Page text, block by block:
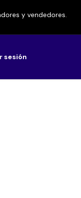
y vendedores.
sesión